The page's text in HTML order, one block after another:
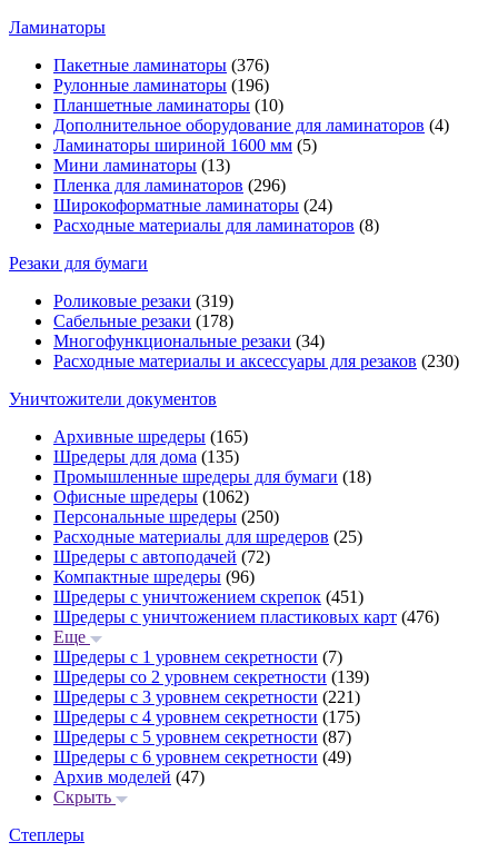
Ламинаторы
Пакетные ламинаторы (376)
Рулонные ламинаторы (196)
Планшетные ламинаторы (10)
Дополнительное оборудование для ламинаторов (4)
Ламинаторы шириной 1600 мм (5)
Мини ламинаторы (13)
Пленка для ламинаторов (296)
Широкоформатные ламинаторы (24)
Расходные материалы для ламинаторов (8)
Резаки для бумаги
Роликовые резаки (319)
Сабельные резаки (178)
Многофункциональные резаки (34)
Расходные материалы и аксессуары для резаков (230)
Уничтожители документов
Архивные шредеры (165)
Шредеры для дома (135)
Промышленные шредеры для бумаги (18)
Офисные шредеры (1062)
Персональные шредеры (250)
Расходные материалы для шредеров (25)
Шредеры с автоподачей (72)
Компактные шредеры (96)
Шредеры с уничтожением скрепок (451)
Шредеры с уничтожением пластиковых карт (476)
Еще
Шредеры с 1 уровнем секретности (7)
Шредеры со 2 уровнем секретности (139)
Шредеры с 3 уровнем секретности (221)
Шредеры с 4 уровнем секретности (175)
Шредеры с 5 уровнем секретности (87)
Шредеры с 6 уровнем секретности (49)
Архив моделей (47)
Скрыть
Степлеры